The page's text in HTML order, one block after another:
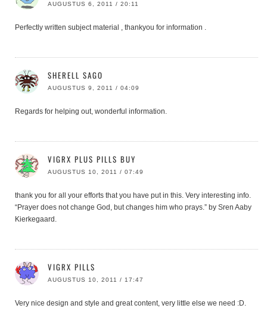
AUGUSTUS 6, 2011 / 20:11
Perfectly written subject material , thankyou for information .
SHERELL SAGO
AUGUSTUS 9, 2011 / 04:09
Regards for helping out, wonderful information.
VIGRX PLUS PILLS BUY
AUGUSTUS 10, 2011 / 07:49
thank you for all your efforts that you have put in this. Very interesting info.
“Prayer does not change God, but changes him who prays.” by Sren Aaby
Kierkegaard.
VIGRX PILLS
AUGUSTUS 10, 2011 / 17:47
Very nice design and style and great content, very little else we need :D.